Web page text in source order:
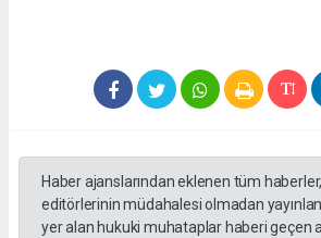
Haber ajanslarından eklenen tüm
editörlerinin müdahalesi olmadan
yer alan hukuki muhataplar haberi geçen